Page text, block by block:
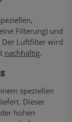
Filterung) und
Der Luftfilter wird
nachhaltig.
speziellen
Dieser
hohen